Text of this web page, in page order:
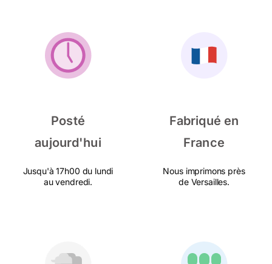
Posté
aujourd'hui
Jusqu'à 17h00 du lundi
au vendredi.
Fabriqué en
France
Nous imprimons près
de Versailles.